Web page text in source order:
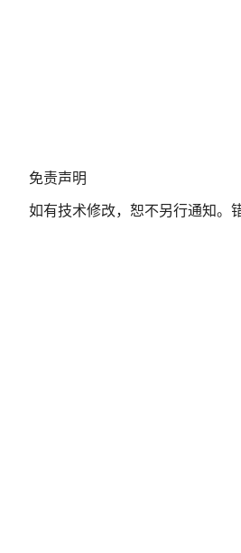
免
声
免责声明
如有技术修改，恕不另行通知。